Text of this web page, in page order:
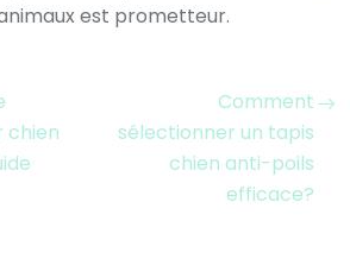
est prometteur.
chien
Comment
sélectionner un tapis
chien anti-poils
efficace?